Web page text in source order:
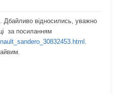
Дбайливо відносились, уважно
за посиланням